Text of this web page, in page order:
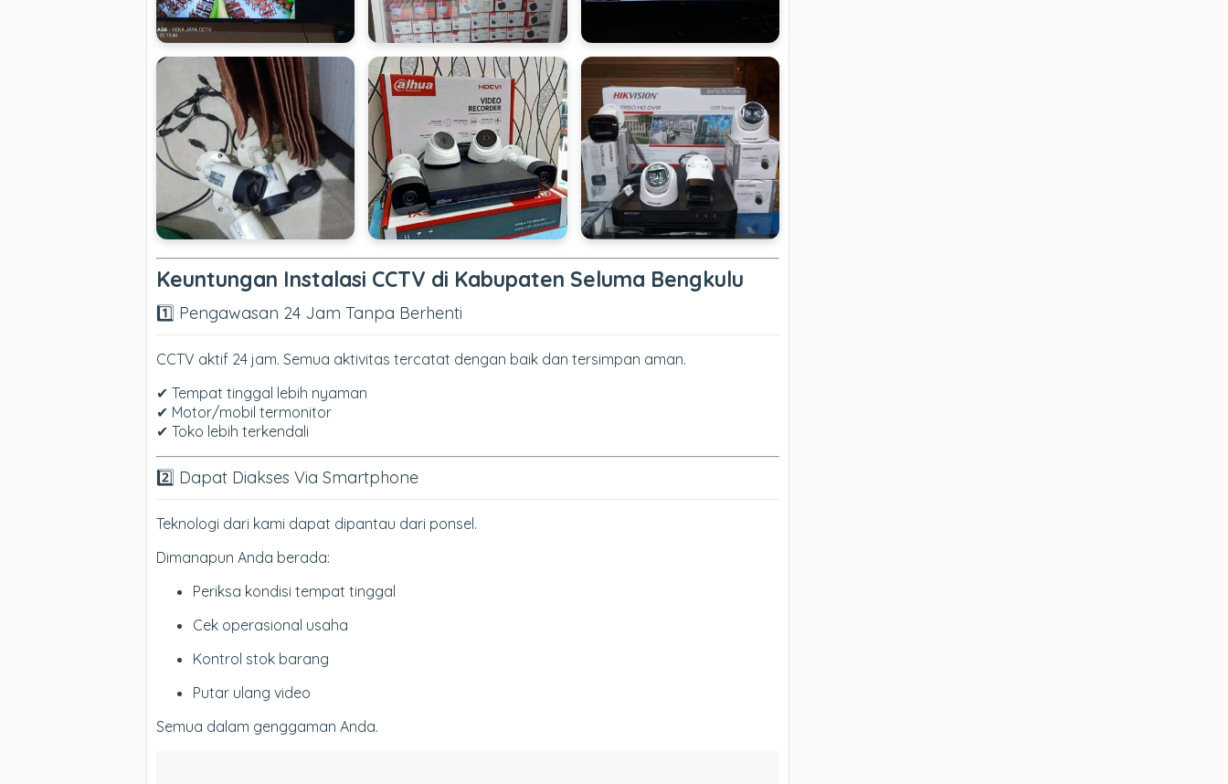
Keuntungan Instalasi CCTV di Kabupaten Seluma Bengkulu
1️⃣ Pengawasan 24 Jam Tanpa Berhenti
CCTV aktif 24 jam. Semua aktivitas tercatat dengan baik dan tersimpan aman.
✔ Tempat tinggal lebih nyaman
✔ Motor/mobil termonitor
✔ Toko lebih terkendali
2️⃣ Dapat Diakses Via Smartphone
Teknologi dari kami dapat dipantau dari ponsel.
Dimanapun Anda berada:
Periksa kondisi tempat tinggal
Cek operasional usaha
Kontrol stok barang
Putar ulang video
Semua dalam genggaman Anda.